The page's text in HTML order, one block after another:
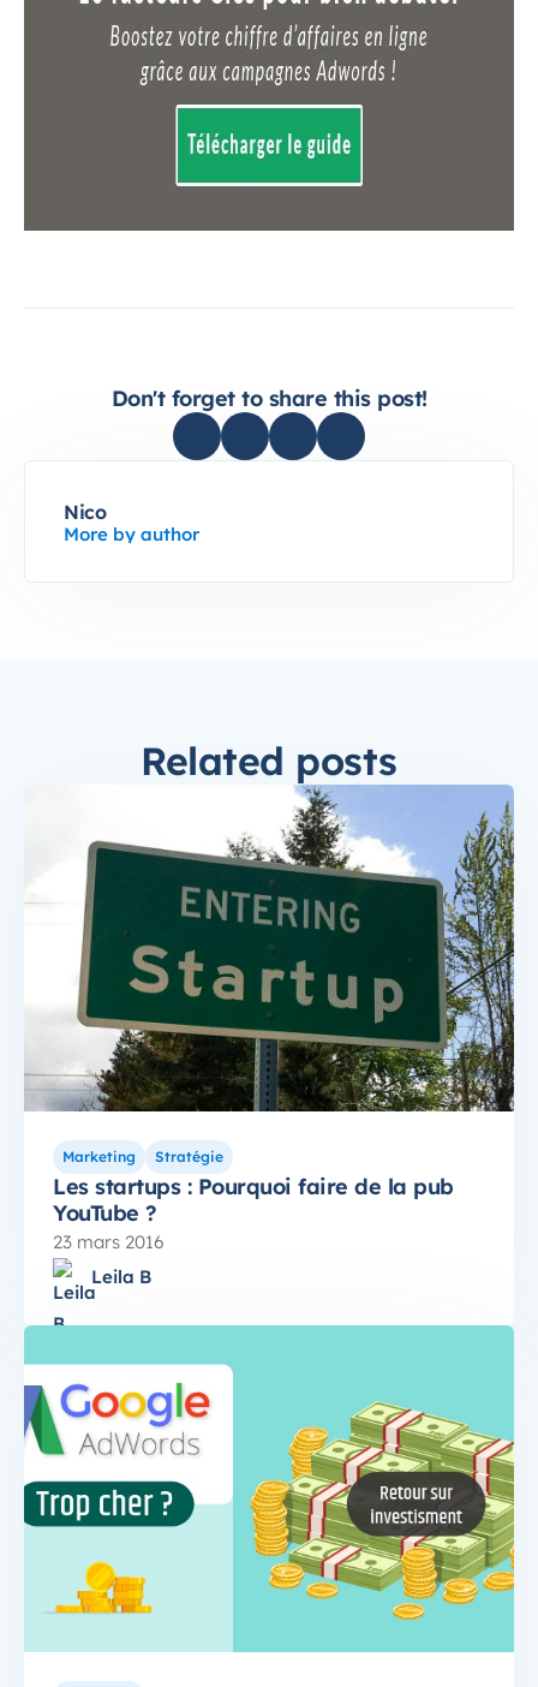
Don't forget to share this post!
Nico
More by author
Related posts
Marketing Stratégie
Les startups : Pourquoi faire de la pub
YouTube ?
23 mars 2016
Leila B